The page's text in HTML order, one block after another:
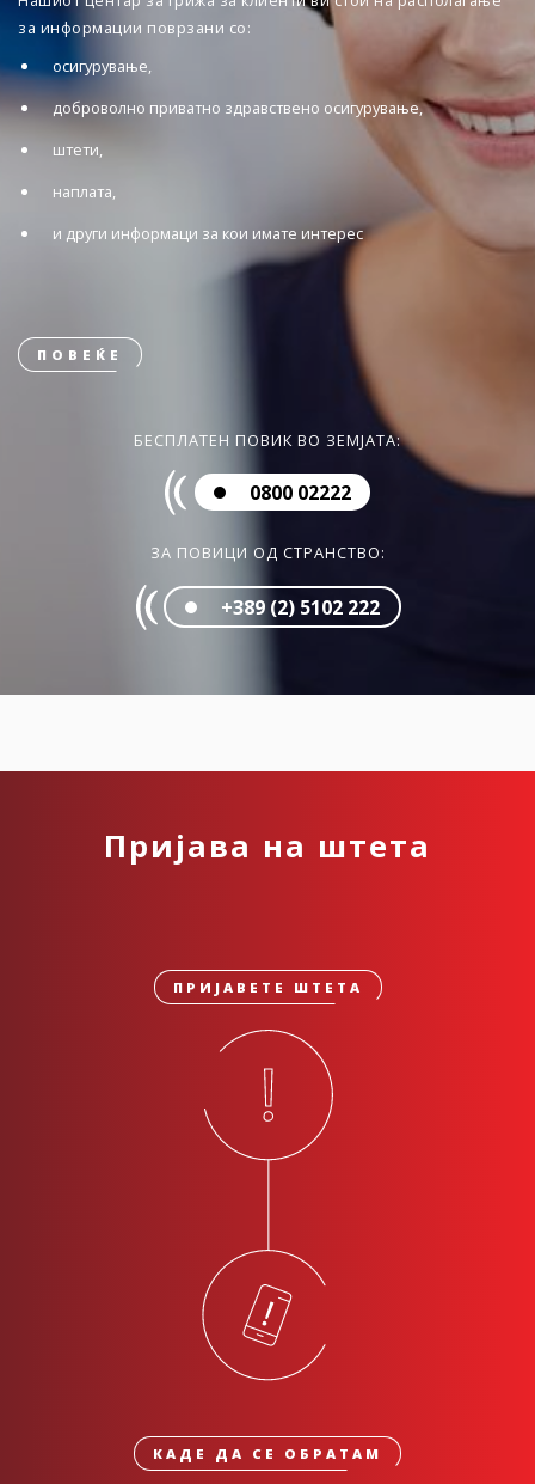
за информации поврзани со:
осигурување,
доброволно приватно здравствено осигурување,
штети,
наплата,
и други информаци за кои имате интерес
ПОВЕЌЕ
БЕСПЛАТЕН ПОВИК ВО ЗЕМЈАТА:
0800 02222
ЗА ПОВИЦИ ОД СТРАНСТВО:
+389 (2) 5102 222
Пријава на штета
ПРИЈАВЕТЕ ШТЕТА
КАДЕ ДА СЕ ОБРАТАМ